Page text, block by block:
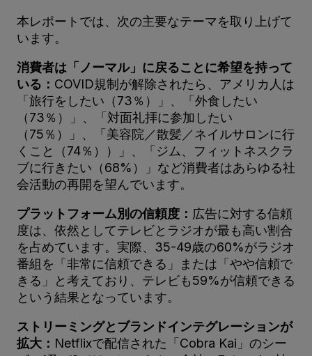
本レポートでは、次の主要なテーマを取り上げて
います。
消費者は「ノーマル」に戻ることに希望を持って
いる： COVID規制が解除されたら、アメリカ人は
「旅行をしたい（73％）」、「外食したい
（73％）」、「対面礼拝に参加したい
（75％）」、「美容院／散髪／ネイルサロンに行
くこと（74％））」、「ジム、フィットネスクラ
ブに行きたい（68%）」など消費者はあらゆる社
会活動の再開を望んでいます。
プラットフォーム別の信頼度： 広告に対する信頼
度は、依然としてテレビとラジオが最も高い割合
を占めています。実際、35-49歳の60%がラジオ
番組を「非常に信頼できる」または「やや信頼で
きる」と考えており、テレビも59%が信頼できる
という結果となっています。
ストリーミングとブランドインテグレーションが
拡大： Netflixで配信された「Cobra Kai」のシー